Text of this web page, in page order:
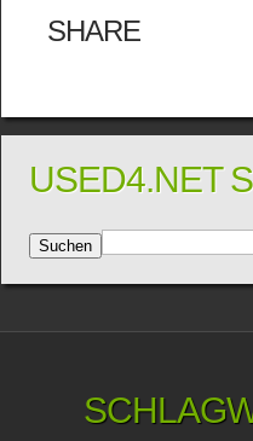
SHARE
USED4.NET